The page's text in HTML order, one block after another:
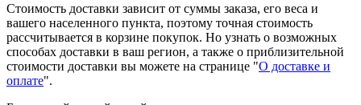
Стоимость доставки зависит от суммы заказа, его веса и
вашего населенного пункта, поэтому точная стоимость
рассчитывается в корзине покупок. Но узнать о возможных
способах доставки в ваш регион, а также о приблизительной
стоимости доставки вы можете на странице "О доставке и
оплате".